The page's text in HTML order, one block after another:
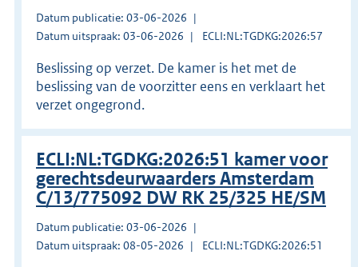
Datum publicatie: 03-06-2026
Datum uitspraak: 03-06-2026
ECLI:NL:TGDKG:2026:57
Beslissing op verzet. De kamer is het met de
beslissing van de voorzitter eens en verklaart het
verzet ongegrond.
ECLI:NL:TGDKG:2026:51 kamer voor
gerechtsdeurwaarders Amsterdam
C/13/775092 DW RK 25/325 HE/SM
Datum publicatie: 03-06-2026
Datum uitspraak: 08-05-2026
ECLI:NL:TGDKG:2026:51